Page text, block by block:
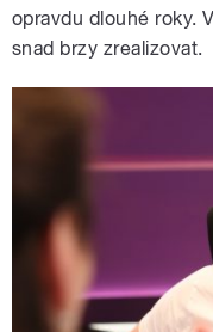
opravdu dlouhé roky.
snad brzy zrealizovat.